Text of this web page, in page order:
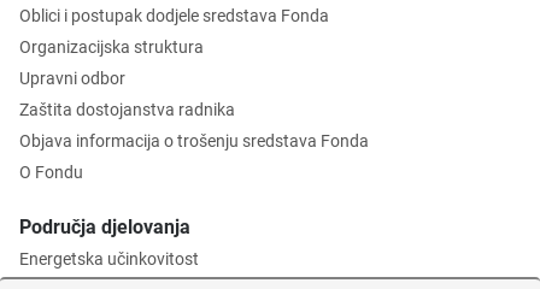
Oblici i postupak dodjele sredstava Fonda
Organizacijska struktura
Upravni odbor
Zaštita dostojanstva radnika
Objava informacija o trošenju sredstava Fonda
O Fondu
Područja djelovanja
Energetska učinkovitost